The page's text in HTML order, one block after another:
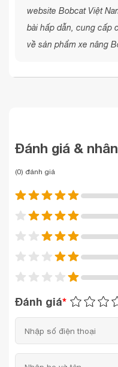
website Bobcat Việt
bài hấp dẫn, cung cấp
về sản phẩm xe nâng
Đánh giá &
(0) đánh giá
Đánh giá*